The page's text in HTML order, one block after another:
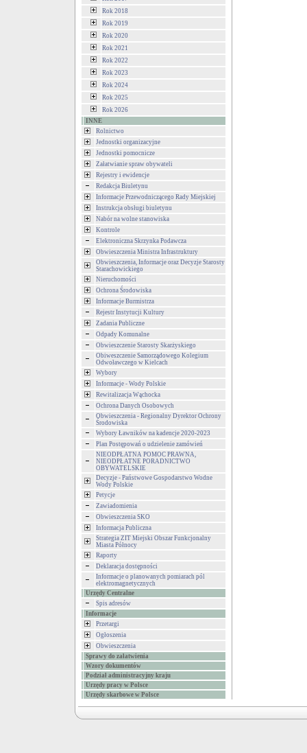
Rok 2018
Rok 2019
Rok 2020
Rok 2021
Rok 2022
Rok 2023
Rok 2024
Rok 2025
Rok 2026
INNE
Rolnictwo
Jednostki organizacyjne
Jednostki pomocnicze
Załatwianie spraw obywateli
Rejestry i ewidencje
Redakcja Biuletynu
Informacje Przewodniczącego Rady Miejskiej
Instrukcja obsługi biuletynu
Nabór na wolne stanowiska
Kontrole
Elektroniczna Skrzynka Podawcza
Obwieszczenia Ministra Infrastruktury
Obwieszczenia, Informacje oraz Decyzje Starosty
Starachowickiego
Nieruchomości
Ochrona Środowiska
Informacje Burmistrza
Rejestr Instytucji Kultury
Zadania Publiczne
Odpady Komunalne
Obwieszczenie Starosty Skarżyskiego
Obiweszczenie Samorządowego Kolegium
Odwoławczego w Kielcach
Wybory
Informacje - Wody Polskie
Rewitalizacja Wąchocka
Ochrona Danych Osobowych
Obwieszczenia - Regionalny Dyrektor Ochrony
Środowiska
Wybory Ławników na kadencje 2020-2023
Plan Postępowań o udzielenie zamówień
NIEODPŁATNA POMOC PRAWNA,
NIEODPŁATNE PORADNICTWO
OBYWATELSKIE
Decyzje - Państwowe Gospodarstwo Wodne
Wody Polskie
Petycje
Zawiadomienia
Obwieszczenia SKO
Informacja Publiczna
Strategia ZIT Miejski Obszar Funkcjonalny
Miasta Północy
Raporty
Deklaracja dostępności
Informacje o planowanych pomiarach pól
elektromagnetycznych
Urzędy Centralne
Spis adresów
Informacje
Przetargi
Ogłoszenia
Obwieszczenia
Sprawy do załatwienia
Wzory dokumentów
Podział administracyjny kraju
Urzędy pracy w Polsce
Urzędy skarbowe w Polsce